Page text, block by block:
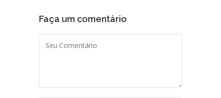
Faça um comentário